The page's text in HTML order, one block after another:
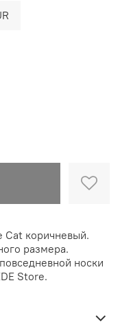
Cat коричневый.
размера.
носки
Store.